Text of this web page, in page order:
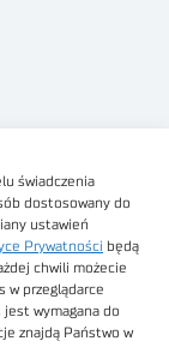
świadczenia
dostosowany do
ustawień
Prywatności będą
chwili możecie
w przeglądarce
wymagana do
znajdą Państwo w